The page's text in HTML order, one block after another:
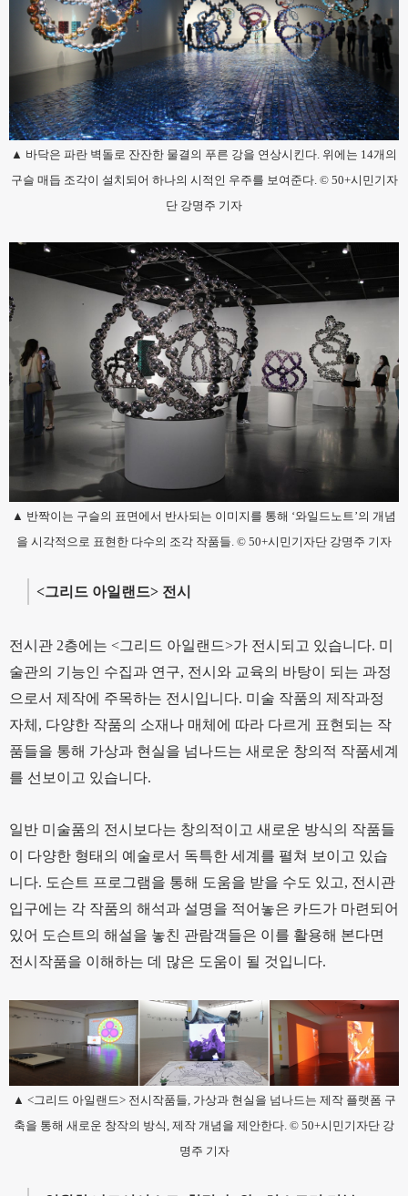
▲ 바닥은 파란 벽돌로 잔잔한 물결의 푸른 강을 연상시킨다. 위에는 14개의
구슬 매듭 조각이 설치되어 하나의 시적인 우주를 보여준다. © 50+시민기자
단 강명주 기자
▲ 반짝이는 구슬의 표면에서 반사되는 이미지를 통해 ‘와일드노트’의 개념
을 시각적으로 표현한 다수의 조각 작품들. © 50+시민기자단 강명주 기자
<그리드 아일랜드> 전시
전시관 2층에는 <그리드 아일랜드>가 전시되고 있습니다. 미
술관의 기능인 수집과 연구, 전시와 교육의 바탕이 되는 과정
으로서 제작에 주목하는 전시입니다. 미술 작품의 제작과정
자체, 다양한 작품의 소재나 매체에 따라 다르게 표현되는 작
품들을 통해 가상과 현실을 넘나드는 새로운 창의적 작품세계
를 선보이고 있습니다.
일반 미술품의 전시보다는 창의적이고 새로운 방식의 작품들
이 다양한 형태의 예술로서 독특한 세계를 펼쳐 보이고 있습
니다. 도슨트 프로그램을 통해 도움을 받을 수도 있고, 전시관
입구에는 각 작품의 해석과 설명을 적어놓은 카드가 마련되어
있어 도슨트의 해설을 놓친 관람객들은 이를 활용해 본다면
전시작품을 이해하는 데 많은 도움이 될 것입니다.
▲ <그리드 아일랜드> 전시작품들, 가상과 현실을 넘나드는 제작 플랫폼 구
축을 통해 새로운 창작의 방식, 제작 개념을 제안한다. © 50+시민기자단 강
명주 기자